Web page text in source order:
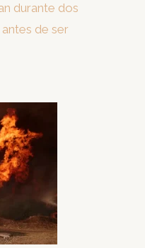
durante dos
de ser